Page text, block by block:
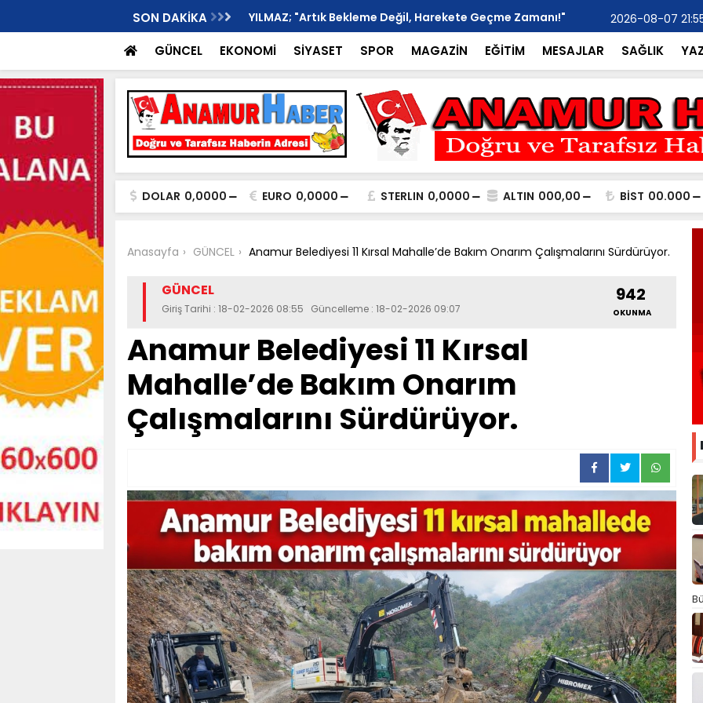
SON DAKİKA
Kanlı Bitti, 1 Kişi Ağır Yaralı.. YILMAZ; "Artık Bekleme Değil, Harekete Geçme Zamanı!" Ticaret
2026-08-07
GÜNCEL EKONOMİ SİYASET SPOR MAGAZİN EĞİTİM MESAJLAR SAĞLIK
DOLAR 0,0000 EURO 0,0000 STERLIN 0,0000 ALTIN 000,00 BİST 00.000
Anasayfa GÜNCEL Anamur Belediyesi 11 Kırsal Mahalle’de Bakım Onarım Çalışmalarını Sürdürüyor.
GÜNCEL
Giriş Tarihi : 18-02-2026 08:55 Güncelleme : 18-02-2026 09:07
942
OKUNMA
Anamur Belediyesi 11 Kırsal
Mahalle’de Bakım Onarım
Çalışmalarını Sürdürüyor.